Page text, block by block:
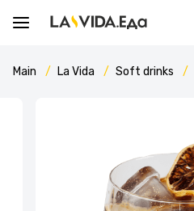
Main La Vida Soft drinks